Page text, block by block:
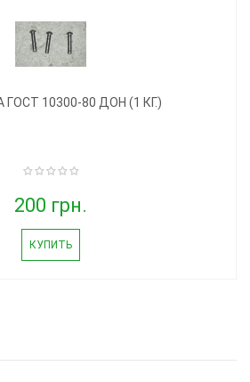
10300-80 ДОН (1 КГ.)
200 грн.
КУПИТЬ